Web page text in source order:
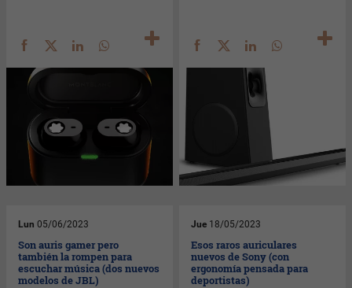
Lun 05/06/2023
Son auris gamer pero
también la rompen para
escuchar música (dos nuevos
modelos de JBL)
Jue 18/05/2023
Esos raros auriculares
nuevos de Sony (con
ergonomía pensada para
deportistas)